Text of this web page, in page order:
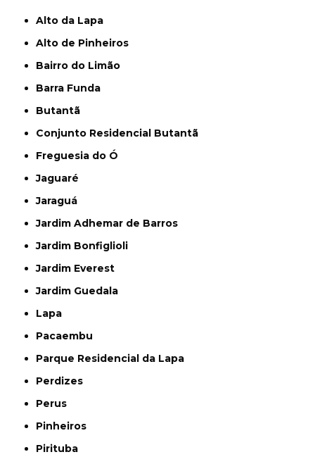
Alto da Lapa
Alto de Pinheiros
Bairro do Limão
Barra Funda
Butantã
Conjunto Residencial Butantã
Freguesia do Ó
Jaguaré
Jaraguá
Jardim Adhemar de Barros
Jardim Bonfiglioli
Jardim Everest
Jardim Guedala
Lapa
Pacaembu
Parque Residencial da Lapa
Perdizes
Perus
Pinheiros
Pirituba